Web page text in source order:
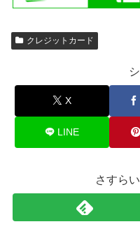
クレジットカード
X
LINE
さすら